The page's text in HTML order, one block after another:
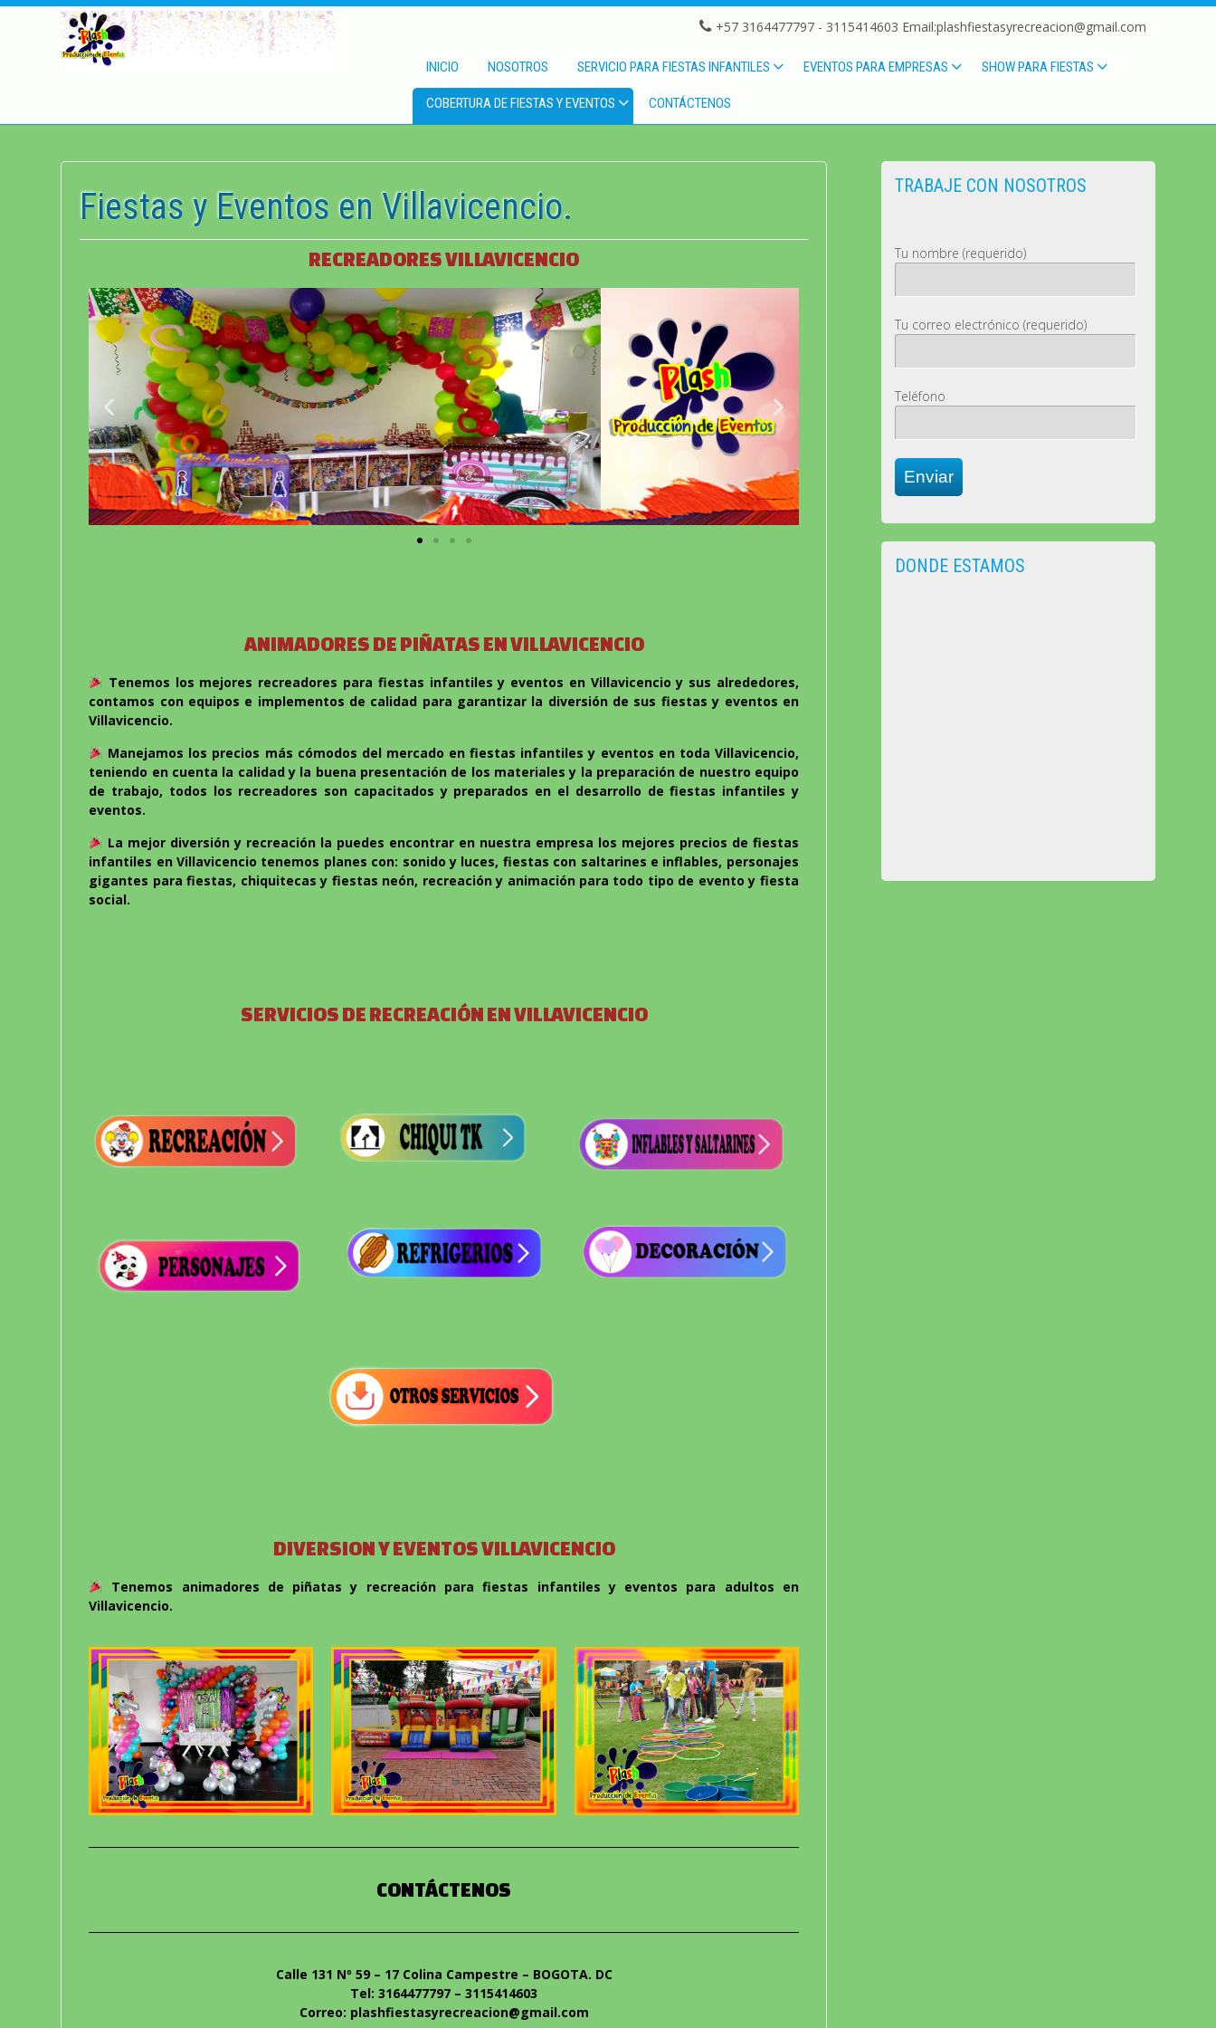
+57 3164477797 - 3115414603 Email:plashfiestasyrecreacion@gmail.com
INICIO NOSOTROS SERVICIO PARA FIESTAS INFANTILES EVENTOS PARA EMPRESAS SHOW PARA FIESTAS
COBERTURA DE FIESTAS Y EVENTOS CONTÁCTENOS
Fiestas y Eventos en Villavicencio.
RECREADORES VILLAVICENCIO
ANIMADORES DE PIÑATAS EN VILLAVICENCIO
Tenemos los mejores recreadores para fiestas infantiles y eventos en Villavicencio y sus alrededores,
contamos con equipos e implementos de calidad para garantizar la diversión de sus fiestas y eventos en
Villavicencio.
Manejamos los precios más cómodos del mercado en fiestas infantiles y eventos en toda Villavicencio,
teniendo en cuenta la calidad y la buena presentación de los materiales y la preparación de nuestro equipo
de trabajo, todos los recreadores son capacitados y preparados en el desarrollo de fiestas infantiles y
eventos.
La mejor diversión y recreación la puedes encontrar en nuestra empresa los mejores precios de fiestas
infantiles en Villavicencio tenemos planes con: sonido y luces, fiestas con saltarines e inflables, personajes
gigantes para fiestas, chiquitecas y fiestas neón, recreación y animación para todo tipo de evento y fiesta
social.
SERVICIOS DE RECREACIÓN EN VILLAVICENCIO
DIVERSION Y EVENTOS VILLAVICENCIO
Tenemos animadores de piñatas y recreación para fiestas infantiles y eventos para adultos en
Villavicencio.
CONTÁCTENOS
Calle 131 Nº 59 – 17 Colina Campestre – BOGOTA. DC
Tel: 3164477797 – 3115414603
Correo: plashfiestasyrecreacion@gmail.com
TRABAJE CON NOSOTROS
Tu nombre (requerido)
Tu correo electrónico (requerido)
Teléfono
Enviar
DONDE ESTAMOS